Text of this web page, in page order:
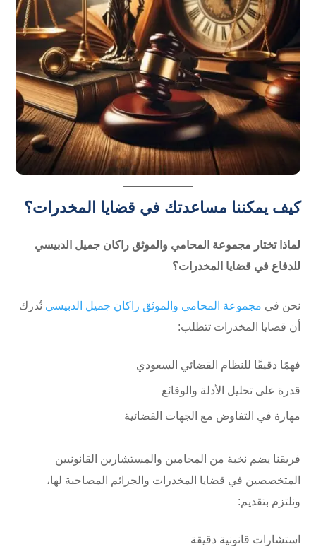
كيف يمكننا مساعدتك في قضايا المخدرات؟
لماذا تختار مجموعة المحامي والموثق راكان جميل الدبيسي
للدفاع في قضايا المخدرات؟
نحن في مجموعة المحامي والموثق راكان جميل الدبيسي نُدرك
أن قضايا المخدرات تتطلب:
فهمًا دقيقًا للنظام القضائي السعودي
قدرة على تحليل الأدلة والوقائع
مهارة في التفاوض مع الجهات القضائية
فريقنا يضم نخبة من المحامين والمستشارين القانونيين
المتخصصين في قضايا المخدرات والجرائم المصاحبة لها،
ونلتزم بتقديم:
استشارات قانونية دقيقة